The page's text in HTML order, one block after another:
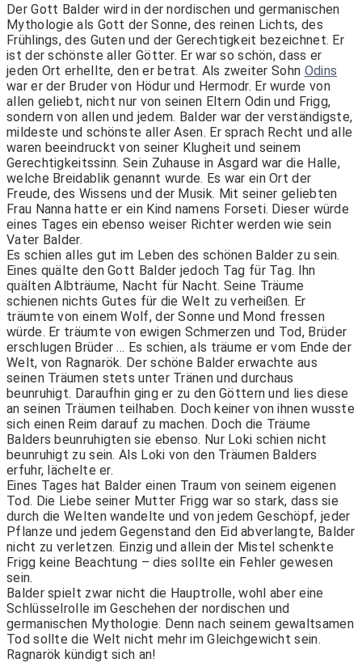
Der Gott Balder wird in der nordischen und germanischen
Mythologie als Gott der Sonne, des reinen Lichts, des
Frühlings, des Guten und der Gerechtigkeit bezeichnet. Er
ist der schönste aller Götter. Er war so schön, dass er
jeden Ort erhellte, den er betrat. Als zweiter Sohn Odins
war er der Bruder von Hödur und Hermodr. Er wurde von
allen geliebt, nicht nur von seinen Eltern Odin und Frigg,
sondern von allen und jedem. Balder war der verständigste,
mildeste und schönste aller Asen. Er sprach Recht und alle
waren beeindruckt von seiner Klugheit und seinem
Gerechtigkeitssinn. Sein Zuhause in Asgard war die Halle,
welche Breidablik genannt wurde. Es war ein Ort der
Freude, des Wissens und der Musik. Mit seiner geliebten
Frau Nanna hatte er ein Kind namens Forseti. Dieser würde
eines Tages ein ebenso weiser Richter werden wie sein
Vater Balder.
Es schien alles gut im Leben des schönen Balder zu sein.
Eines quälte den Gott Balder jedoch Tag für Tag. Ihn
quälten Albträume, Nacht für Nacht. Seine Träume
schienen nichts Gutes für die Welt zu verheißen. Er
träumte von einem Wolf, der Sonne und Mond fressen
würde. Er träumte von ewigen Schmerzen und Tod, Brüder
erschlugen Brüder … Es schien, als träume er vom Ende der
Welt, von Ragnarök. Der schöne Balder erwachte aus
seinen Träumen stets unter Tränen und durchaus
beunruhigt. Daraufhin ging er zu den Göttern und lies diese
an seinen Träumen teilhaben. Doch keiner von ihnen wusste
sich einen Reim darauf zu machen. Doch die Träume
Balders beunruhigten sie ebenso. Nur Loki schien nicht
beunruhigt zu sein. Als Loki von den Träumen Balders
erfuhr, lächelte er.
Eines Tages hat Balder einen Traum von seinem eigenen
Tod. Die Liebe seiner Mutter Frigg war so stark, dass sie
durch die Welten wandelte und von jedem Geschöpf, jeder
Pflanze und jedem Gegenstand den Eid abverlangte, Balder
nicht zu verletzen. Einzig und allein der Mistel schenkte
Frigg keine Beachtung – dies sollte ein Fehler gewesen
sein.
Balder spielt zwar nicht die Hauptrolle, wohl aber eine
Schlüsselrolle im Geschehen der nordischen und
germanischen Mythologie. Denn nach seinem gewaltsamen
Tod sollte die Welt nicht mehr im Gleichgewicht sein.
Ragnarök kündigt sich an!